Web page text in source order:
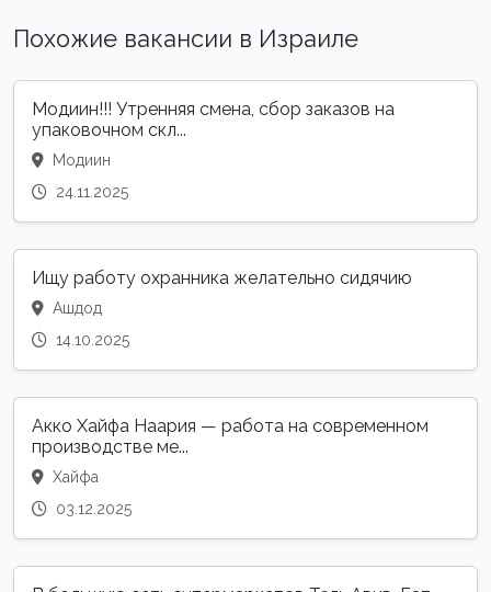
Похожие вакансии в Израиле
Модиин!!! Утренняя смена, сбор заказов на
упаковочном скл...
Модиин
24.11.2025
Ищу работу охранника желательно сидячию
Ашдод
14.10.2025
Акко Хайфа Наария — работа на современном
производстве ме...
Хайфа
03.12.2025